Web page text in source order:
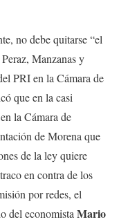
no debe quitarse “el
Manzanas y
PRI en la Cámara de
que en la casi
la Cámara de
de Morena que
de la ley quiere
en contra de los
por redes, el
del economista Mario